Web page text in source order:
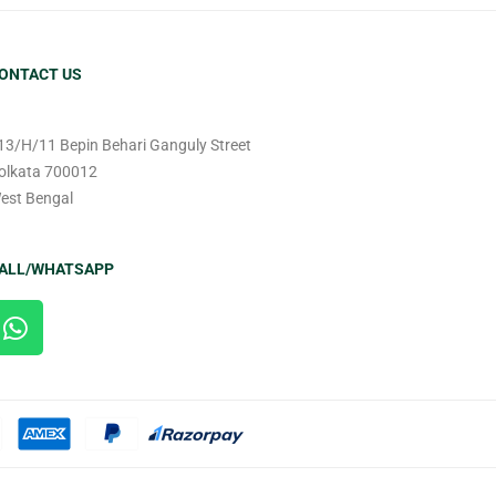
US
H/11 Bepin Behari Ganguly Street
700012
Bengal
WHATSAPP